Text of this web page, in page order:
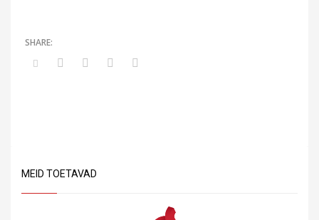
MEID TOETAVAD